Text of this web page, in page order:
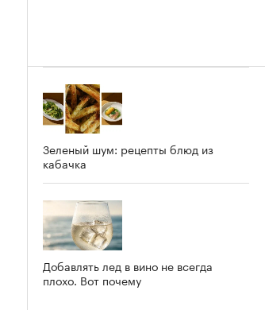
Зеленый шум: рецепты блюд из
кабачка
Добавлять лед в вино не всегда
плохо. Вот почему